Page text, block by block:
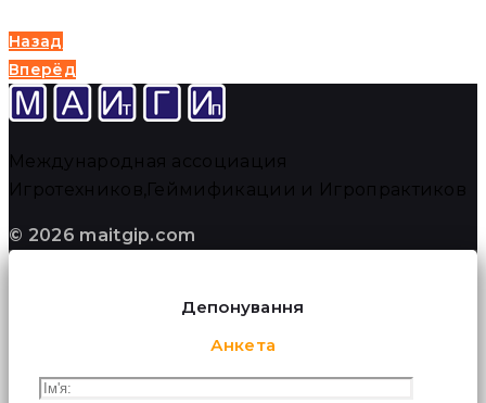
Назад
Вперёд
Международная ассоциация
Игротехников,Геймификации и Игропрактиков
© 2026 maitgip.com
Депонування
Анкета